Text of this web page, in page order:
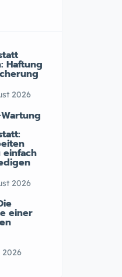
Haftung
2026
einfach
2026
einer
2026